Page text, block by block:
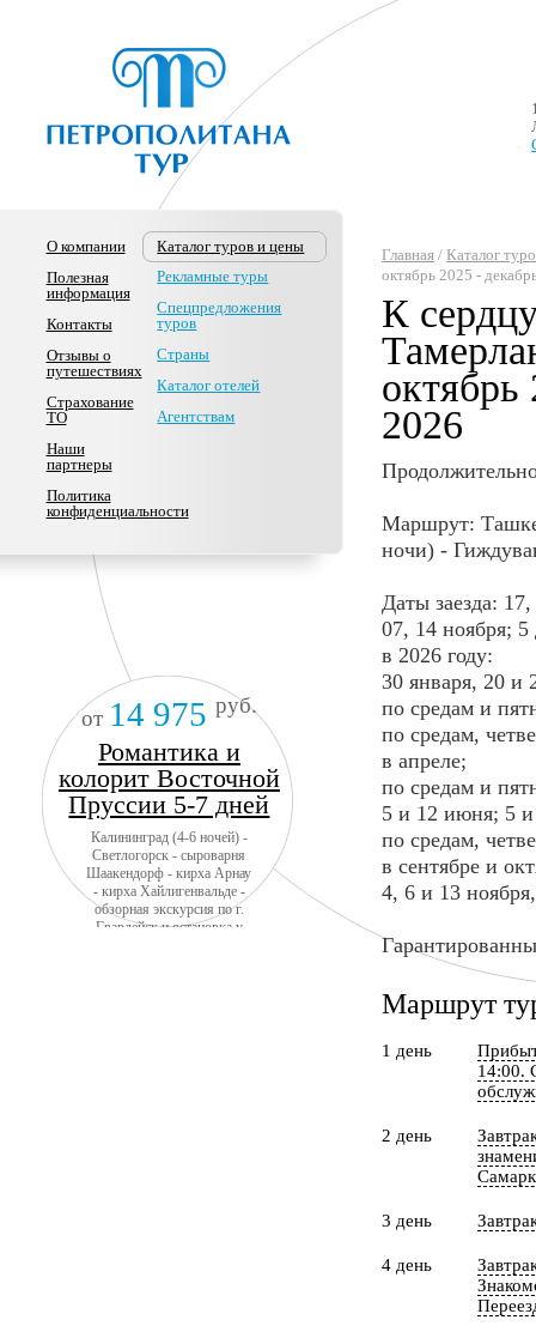
О компании
Полезная
информация
Контакты
Отзывы о
путешествиях
Страхование
ТО
Наши
партнеры
Политика
конфиденциальности
Каталог туров и цены
Рекламные туры
Спецпредложения
туров
Страны
Каталог отелей
Агентствам
от 14 975 руб.
Романтика и
колорит Восточной
Пруссии 5-7 дней
Калининград (4-6 ночей) -
Светлогорск - сыроварня
Шаакендорф - кирха Арнау
- кирха Хайлигенвальде -
обзорная экскурсия по г.
Гвардейск и остановка у
Главная /Каталог
октябрь 2025 -
К
октябрь
2026
Маршрут:
ночи) -
Даты заезда:
07, 14 ноября;
в 2026 году:
30 января, 20 и
по средам и
по средам,
в апреле;
по средам и
5 и 12 июня; 5 и
по средам,
в сентябре и
4, 6 и 13
Маршрут
1 день
14:00.
2 день
3 день
4 день